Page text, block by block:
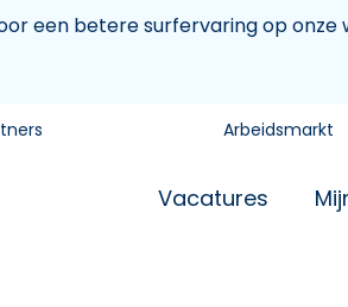
een betere surfervaring op onze
Arbeidsmarkt
Vacatures